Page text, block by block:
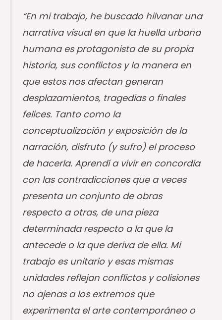
“En mi trabajo, he buscado hilvanar una
narrativa visual en que la huella urbana
humana es protagonista de su propia
historia, sus conflictos y la manera en
que estos nos afectan generan
desplazamientos, tragedias o finales
felices. Tanto como la
conceptualización y exposición de la
narración, disfruto (y sufro) el proceso
de hacerla. Aprendí a vivir en concordia
con las contradicciones que a veces
presenta un conjunto de obras
respecto a otras, de una pieza
determinada respecto a la que la
antecede o la que deriva de ella. Mi
trabajo es unitario y esas mismas
unidades reflejan conflictos y colisiones
no ajenas a los extremos que
experimenta el arte contemporáneo o